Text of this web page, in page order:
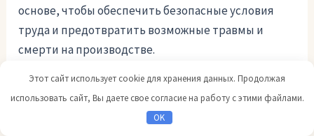
основе, чтобы обеспечить безопасные условия
труда и предотвратить возможные травмы и
смерти на производстве.
Опасные профессии: страх
и ответственность
Этот сайт использует cookie для хранения данных. Продолжая
использовать сайт, Вы даете свое согласие на работу с этими файлами.
OK